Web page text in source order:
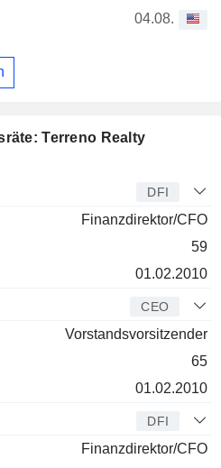
04.08.
Terreno Realty
DFI
Finanzdirektor/CFO
59
01.02.2010
CEO
Vorstandsvorsitzender
65
01.02.2010
DFI
Finanzdirektor/CFO